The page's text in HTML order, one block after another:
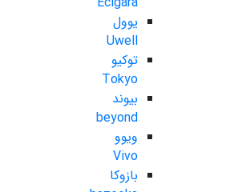
یوول
Uwell
توکیو
Tokyo
بیوند
beyond
ویوو
Vivo
بازوکا